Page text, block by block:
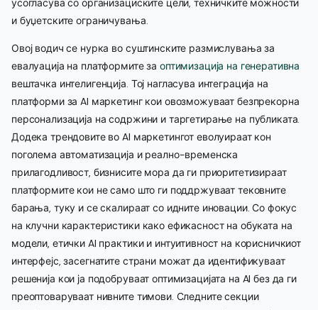
усогласува со организациските цели, техничките можности
и буџетските ограничувања.
Овој водич се нурка во суштинските размислувања за
евалуација на платформите за оптимизација на генеративна
вештачка интелигенција. Тој нагласува интеграција на
платформи за AI маркетинг кои овозможуваат безпрекорна
персонализација на содржини и таргетирање на публиката.
Додека трендовите во AI маркетингот еволуираат кон
поголема автоматизација и реално-временска
прилагодливост, бизнисите мора да ги приоритетизираат
платформите кои не само што ги поддржуваат тековните
барања, туку и се скалираат со идните иновации. Со фокус
на клучни карактеристики како ефикасност на обуката на
модели, етички AI практики и интуитивност на корисничкиот
интерфејс, засегнатите страни можат да идентификуваат
решенија кои ја подобруваат оптимизацијата на AI без да ги
преоптоваруваат нивните тимови. Следните секции